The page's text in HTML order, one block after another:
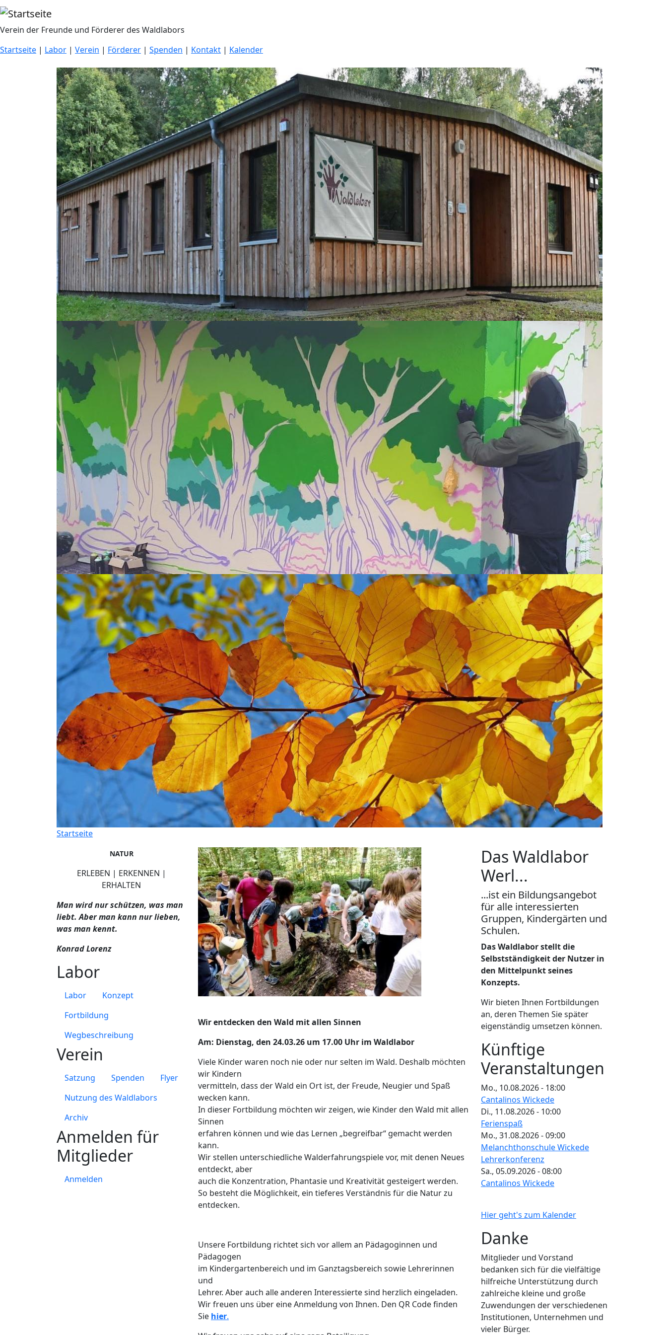
Direkt zum Inhalt
Verein der Freunde und Förderer des Waldlabors
Startseite | Labor | Verein | Förderer | Spenden | Kontakt | Kalender
Startseite
Wir entdecken den Wald mit allen Sinnen
Am: Dienstag, den 24.03.26 um 17.00 Uhr im Waldlabor
Viele Kinder waren noch nie oder nur selten im Wald. Deshalb möchten
wir Kindern
vermitteln, dass der Wald ein Ort ist, der Freude, Neugier und Spaß
wecken kann.
In dieser Fortbildung möchten wir zeigen, wie Kinder den Wald mit allen
Sinnen
erfahren können und wie das Lernen „begreifbar“ gemacht werden
kann.
Wir stellen unterschiedliche Walderfahrungspiele vor, mit denen Neues
entdeckt, aber
auch die Konzentration, Phantasie und Kreativität gesteigert werden.
So besteht die Möglichkeit, ein tieferes Verständnis für die Natur zu
entdecken.
Unsere Fortbildung richtet sich vor allem an Pädagoginnen und
Pädagogen
im Kindergartenbereich und im Ganztagsbereich sowie Lehrerinnen
und
Lehrer. Aber auch alle anderen Interessierte sind herzlich eingeladen.
Wir freuen uns über eine Anmeldung von Ihnen. Den QR Code finden
Sie hier.
NATUR
ERLEBEN | ERKENNEN |
ERHALTEN
Man wird nur schützen, was man
liebt. Aber man kann nur lieben,
was man kennt.
Konrad Lorenz
Labor
Labor
Konzept
Fortbildung
Wegbeschreibung
Verein
Satzung Spenden
Flyer
Nutzung des Waldlabors
Archiv
Anmelden für
Mitglieder
Anmelden
Das Waldlabor
Werl...
...ist ein Bildungsangebot
für alle interessierten
Gruppen, Kindergärten und
Schulen.
Das Waldlabor stellt die
Selbstständigkeit der Nutzer in
den Mittelpunkt seines
Konzepts.
Wir bieten Ihnen Fortbildungen
an, deren Themen Sie später
eigenständig umsetzen können.
Künftige
Veranstaltungen
Mo., 10.08.2026 - 18:00
Cantalinos Wickede
Di., 11.08.2026 - 10:00
Ferienspaß
Mo., 31.08.2026 - 09:00
Melanchthonschule Wickede
Lehrerkonferenz
Sa., 05.09.2026 - 08:00
Cantalinos Wickede
Hier geht's zum Kalender
Danke
Mitglieder und Vorstand
bedanken sich für die vielfältige
hilfreiche Unterstützung durch
zahlreiche kleine und große
Zuwendungen der verschiedenen
Institutionen, Unternehmen und
vieler Bürger.